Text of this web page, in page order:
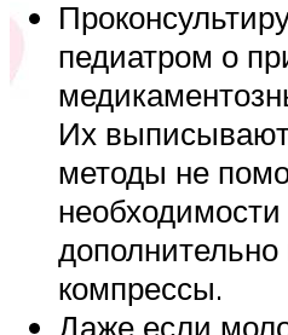
педиатром о
Их
методы не
компрессы.
Даже если